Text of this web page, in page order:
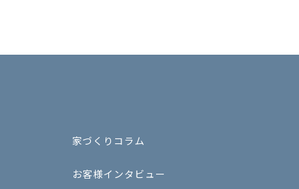
家づくりコラム
お客様インタビュー